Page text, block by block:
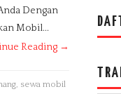
Dengan
Mobil...
Reading →
, sewa mobil